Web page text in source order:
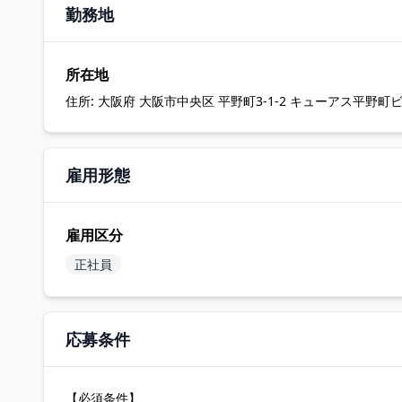
勤務地
所在地
住所: 大阪府 大阪市中央区 平野町3-1-2 キューアス平野町
雇用形態
雇用区分
正社員
応募条件
【必須条件】